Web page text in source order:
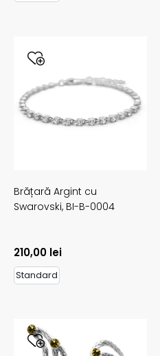
Brățară Argint cu
Swarovski, BI-B-0004
210,00 lei
Standard